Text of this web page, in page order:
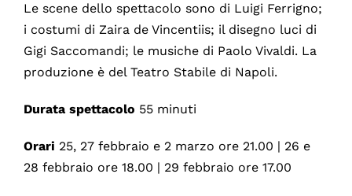
Le scene dello spettacolo sono di Luigi Ferrigno;
i costumi di Zaira de Vincentiis; il disegno luci di
Gigi Saccomandi; le musiche di Paolo Vivaldi. La
produzione è del Teatro Stabile di Napoli.
Durataspettacolo 55 minuti
Orari 25, 27 febbraio e 2 marzo ore 21.00 | 26 e
28 febbraio ore 18.00 | 29 febbraio ore 17.00